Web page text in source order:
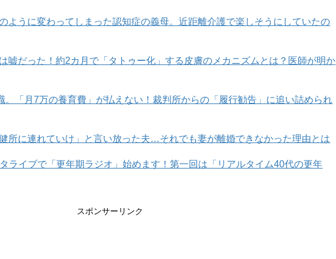
次のページへ >>
ように変わってしまった認知症の義母。近距離介護で楽しそうにしていたの
嘘だった！約2カ月で「タトゥー化」する皮膚のメカニズムとは？医師が明か
。「月7万の養育費」が払えない！裁判所からの「履行勧告」に追い詰められ
所に連れていけ」と言い放った夫…それでも妻が離婚できなかった理由とは
ライブで「更年期ラジオ」始めます！第一回は「リアルタイム40代の更年
スポンサーリンク